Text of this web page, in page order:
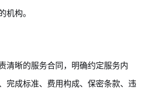
机构。
清晰的服务合同，明确约定服务内
完成标准、费用构成、保密条款、违